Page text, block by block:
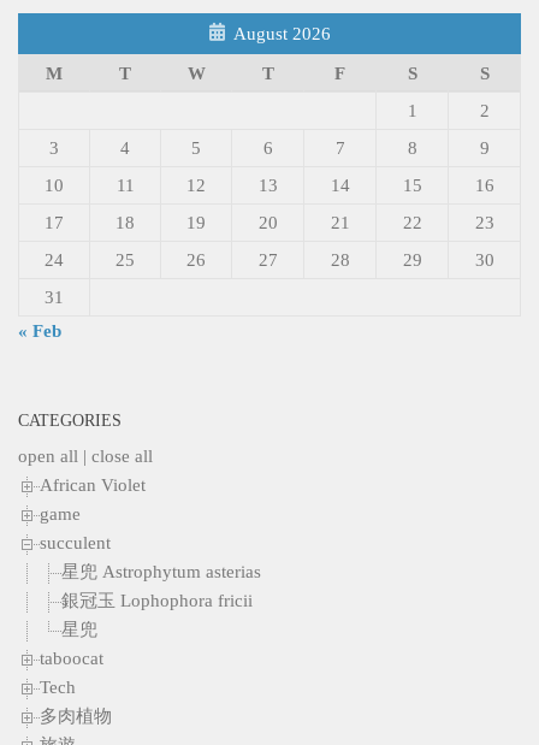
August 2026
M T W T F S
S
1
2
3
4 5 6 7 8
9
10
11 12 13 14 15
16
17
18 19 20 21 22
23
24
25 26 27 28 29
30
31
« Feb
CATEGORIES
open all | close all
African Violet
game
succulent
星兜 Astrophytum asterias
銀冠玉 Lophophora fricii
星兜
taboocat
Tech
多肉植物